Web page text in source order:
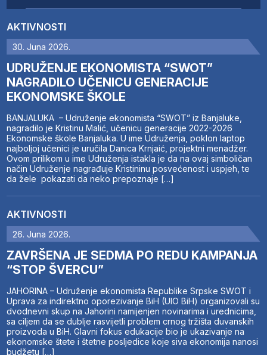
AKTIVNOSTI
30. Juna 2026.
UDRUŽENJE EKONOMISTA “SWOT”
NAGRADILO UČENICU GENERACIJE
EKONOMSKE ŠKOLE
BANJALUKA – Udruženje ekonomista “SWOT” iz Banjaluke,
nagradilo je Kristinu Malić, učenicu generacije 2022-2026
Ekonomske škole Banjaluka. U ime Udruženja, poklon laptop
najboljoj učenici je uručila Danica Krnjaić, projektni menadžer.
Ovom prilikom u ime Udruženja istakla je da na ovaj simboličan
način Udruženje nagrađuje Kristininu posvećenost i uspjeh, te
da žele pokazati da neko prepoznaje […]
AKTIVNOSTI
26. Juna 2026.
ZAVRŠENA JE SEDMA PO REDU KAMPANJA
“STOP ŠVERCU”
JAHORINA – Udruženje ekonomista Republike Srpske SWOT i
Uprava za indirektno oporezivanje BiH (UIO BiH) organizovali su
dvodnevni skup na Jahorini namijenjen novinarima i urednicima,
sa ciljem da se dublje rasvijetli problem crnog tržišta duvanskih
proizvoda u BiH. Glavni fokus edukacije bio je ukazivanje na
ekonomske štete i štetne posljedice koje siva ekonomija nanosi
budžetu […]